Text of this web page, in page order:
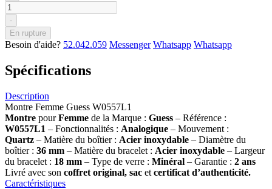
-
En rupture
Besoin d'aide? 52.042.059 Messenger Whatsapp Whatsapp
Spécifications
Description
Montre Femme Guess W0557L1
Montre pourFemme de la Marque : Guess – Référence :
W0557L1 – Fonctionnalités : Analogique – Mouvement :
Quartz – Matière du boîtier : Acier inoxydable – Diamètre du
boîtier : 36 mm – Matière du bracelet : Acier inoxydable – Largeur
du bracelet : 18 mm – Type de verre : Minéral – Garantie : 2 ans
Livré avec son coffret original, sac et certificat d’authenticité.
Caractéristiques